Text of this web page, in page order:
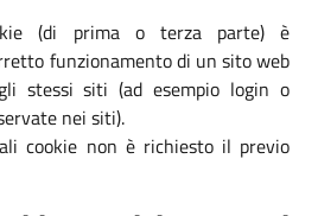
(di prima o terza parte) è
funzionamento di un sito web
stessi siti (ad esempio login o
nei siti).
cookie non è richiesto il previo